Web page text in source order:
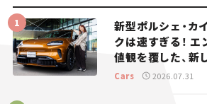
新型ポルシェ・カ
クは速すぎる！
値観を覆した、新
り。
Cars 2026.07.31